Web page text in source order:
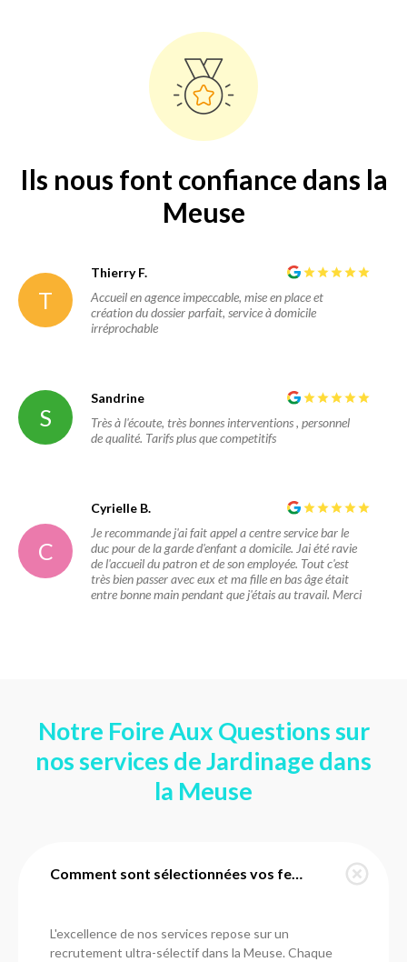
Ils nous font confiance dans la
Meuse
T
Thierry F.
Accueil en agence impeccable, mise en place et
création du dossier parfait, service à domicile
irréprochable
S
Sandrine
Très à l'écoute, très bonnes interventions , personnel
de qualité. Tarifs plus que competitifs
C
Cyrielle B.
Je recommande j'ai fait appel a centre service bar le
duc pour de la garde d'enfant a domicile. Jai été ravie
de l'accueil du patron et de son employée. Tout c'est
très bien passer avec eux et ma fille en bas âge était
entre bonne main pendant que j'étais au travail. Merci
Notre Foire Aux Questions sur
nos services de Jardinage dans
la Meuse
Comment sont sélectionnées vos femmes de ménage dans la Meuse ?
L'excellence de nos services repose sur un
recrutement ultra-sélectif dans la Meuse. Chaque